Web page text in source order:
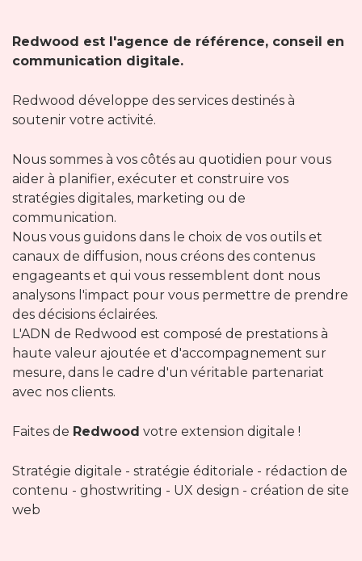
Redwood est l'agence de référence, conseil en
communication digitale.
Redwood développe des services destinés à
soutenir votre activité.
Nous sommes à vos côtés au quotidien pour vous
aider à planifier, exécuter et construire vos
stratégies digitales, marketing ou de
communication.
Nous vous guidons dans le choix de vos outils et
canaux de diffusion, nous créons des contenus
engageants et qui vous ressemblent dont nous
analysons l'impact pour vous permettre de prendre
des décisions éclairées.
L'ADN de Redwood est composé de prestations à
haute valeur ajoutée et d'accompagnement sur
mesure, dans le cadre d'un véritable partenariat
avec nos clients.
Faites de Redwood votre extension digitale !
Stratégie digitale - stratégie éditoriale - rédaction de
contenu - ghostwriting - UX design - création de site
web